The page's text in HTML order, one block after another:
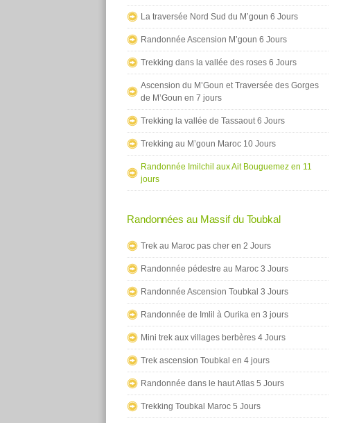
La traversée Nord Sud du M’goun 6 Jours
Randonnée Ascension M’goun 6 Jours
Trekking dans la vallée des roses 6 Jours
Ascension du M’Goun et Traversée des Gorges
de M’Goun en 7 jours
Trekking la vallée de Tassaout 6 Jours
Trekking au M’goun Maroc 10 Jours
Randonnée Imilchil aux Ait Bouguemez en 11
jours
Randonnées au Massif du Toubkal
Trek au Maroc pas cher en 2 Jours
Randonnée pédestre au Maroc 3 Jours
Randonnée Ascension Toubkal 3 Jours
Randonnée de Imlil à Ourika en 3 jours
Mini trek aux villages berbères 4 Jours
Trek ascension Toubkal en 4 jours
Randonnée dans le haut Atlas 5 Jours
Trekking Toubkal Maroc 5 Jours